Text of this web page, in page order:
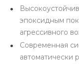
эпоксидным
агрессивного
Современная
автоматически